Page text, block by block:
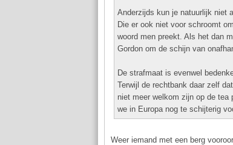
Anderzijds kun je natuurlijk niet
Die er ook niet voor schroomt
woord men preekt. Als het dan
Gordon om de schijn van
De strafmaat is evenwel
Terwijl de rechtbank daar zelf
niet meer welkom zijn op de
we in Europa nog te schijterig
Weer iemand met een berg